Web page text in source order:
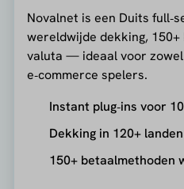
Novalnet is een Duits
wereldwijde dekking,
valuta — ideaal voor
e‑commerce spelers.
Instant plug‑ins voor
Dekking in 120+ landen
150+ betaalmethoden